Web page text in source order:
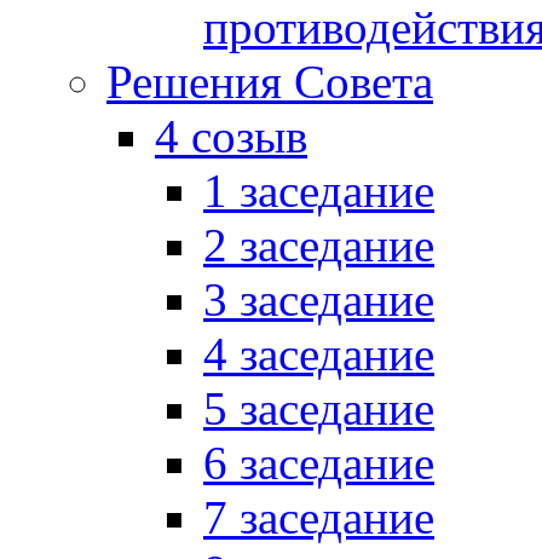
Решения Совета
4 созыв
1 заседание
2 заседание
3 заседание
4 заседание
5 заседание
6 заседание
7 заседание